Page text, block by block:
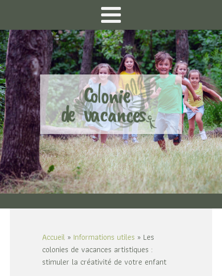
Accueil » Informations utiles » Les
colonies de vacances artistiques :
stimuler la créativité de votre enfant